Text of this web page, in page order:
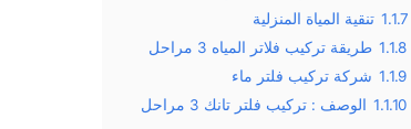
1.1.7 تنقية المياة المنزلية
1.1.8 طريقة تركيب فلاتر المياه 3 مراحل
1.1.9 شركة تركيب فلتر ماء
1.1.10 الوصف : تركيب فلتر تانك 3 مراحل